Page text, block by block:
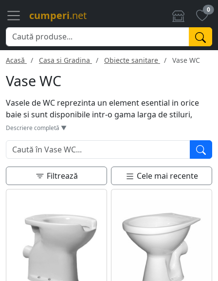
cumperi.net 0
Acasă Casa si Gradina Obiecte sanitare Vase WC
Vase WC
Vasele de WC reprezinta un element esential in orice
baie si sunt disponibile intr-o gama larga de stiluri,
dimensiuni si tipuri. De la modele standard la variantele
suspendate sau inteligente, acestea sunt concepute
pentru a satisface diferite nevoi si gusturi. Sunt
realizate, in general, din ceramica pentru usurinta in
curatare si durabilitate. Tehnologiile moderne includ
functii precum dubla clatire pentru economisirea apei,
buget si preferintele personale in materie de design si
Descriere completă ▼
Filtrează Cele mai recente